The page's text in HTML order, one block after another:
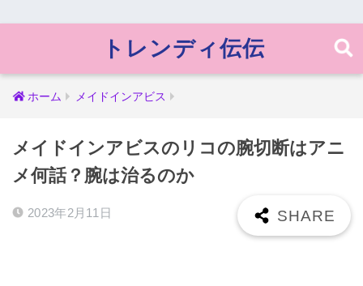
トレンディ伝伝
ホーム メイドインアビス
メイドインアビスのリコの腕切断はアニ
メ何話？腕は治るのか
2023年2月11日